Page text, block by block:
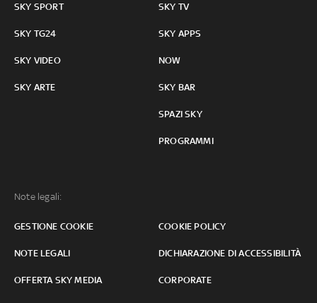
SKY SPORT
SKY TG24
SKY VIDEO
SKY ARTE
SKY TV
SKY APPS
NOW
SKY BAR
SPAZI SKY
PROGRAMMI
Note legali:
GESTIONE COOKIE COOKIE POLICY
NOTE LEGALI DICHIARAZIONE DI ACCESSIBILITÀ
OFFERTA SKY MEDIA CORPORATE